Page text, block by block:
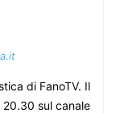
di FanoTV. Il
sul canale